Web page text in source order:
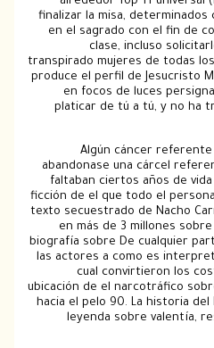
finalizar la misa,
en el sagrado
clase,
transpirado
produce el perfil
en focos de
platicar de tú
Algún
abandonase una
faltaban ciertos
ficción de el que
texto secuestrado
en más de 3
biografía sobre De
las actores a
cual
ubicación de el
hacia el pelo 90.
leyenda